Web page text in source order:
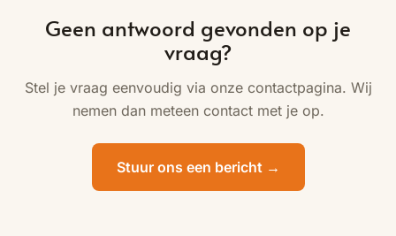
Geen antwoord gevonden op je
vraag?
Stel je vraag eenvoudig via onze contactpagina. Wij
nemen dan meteen contact met je op.
Stuur ons een bericht →